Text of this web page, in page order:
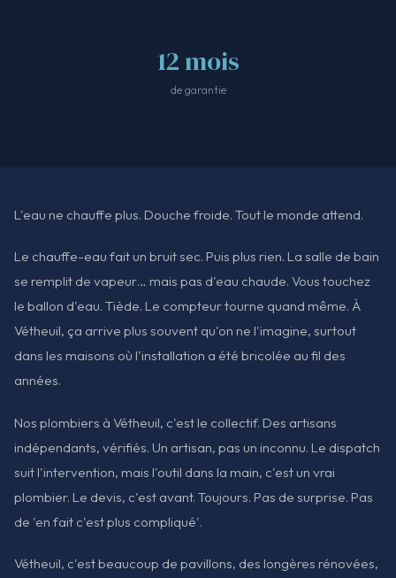
12 mois
de garantie
L'eau ne chauffe plus. Douche froide. Tout le monde attend.
Le chauffe-eau fait un bruit sec. Puis plus rien. La salle de bain
se remplit de vapeur… mais pas d'eau chaude. Vous touchez
le ballon d'eau. Tiède. Le compteur tourne quand même. À
Vétheuil, ça arrive plus souvent qu'on ne l'imagine, surtout
dans les maisons où l'installation a été bricolée au fil des
années.
Nos plombiers à Vétheuil, c'est le collectif. Des artisans
indépendants, vérifiés. Un artisan, pas un inconnu. Le dispatch
suit l'intervention, mais l'outil dans la main, c'est un vrai
plombier. Le devis, c'est avant. Toujours. Pas de surprise. Pas
de 'en fait c'est plus compliqué'.
Vétheuil, c'est beaucoup de pavillons, des longères rénovées,